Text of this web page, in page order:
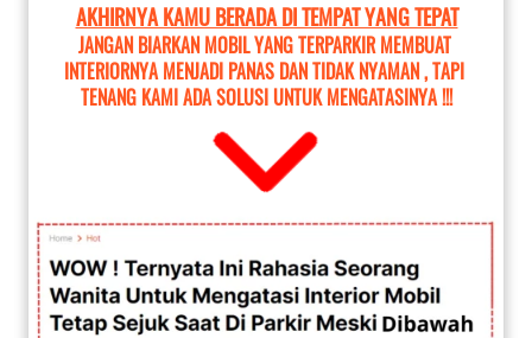
AKHIRNYA KAMU BERADA DI TEMPAT YANG TEPAT
JANGAN BIARKAN MOBIL YANG TERPARKIR MEMBUAT
INTERIORNYA MENJADI PANAS DAN TIDAK NYAMAN, TAPI
TENANG KAMI ADA SOLUSI UNTUK MENGATASINYA !!!